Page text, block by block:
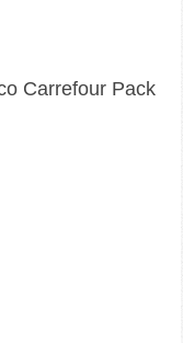
Carrefour Pack